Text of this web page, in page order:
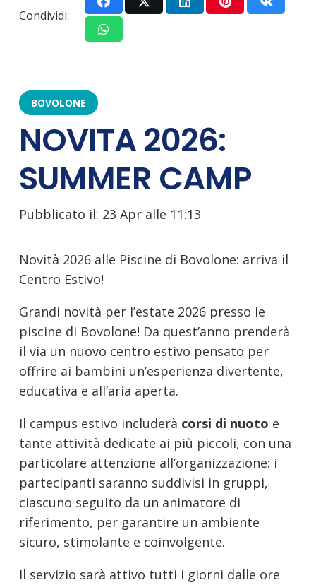
Condividi:
BOVOLONE
NOVITA 2026:
SUMMER CAMP
Pubblicato il: 23 Apr alle 11:13
Novità 2026 alle Piscine di Bovolone: arriva il
Centro Estivo!
Grandi novità per l’estate 2026 presso le
piscine di Bovolone! Da quest’anno prenderà
il via un nuovo centro estivo pensato per
offrire ai bambini un’esperienza divertente,
educativa e all’aria aperta.
Il campus estivo includerà corsi di nuoto e
tante attività dedicate ai più piccoli, con una
particolare attenzione all’organizzazione: i
partecipanti saranno suddivisi in gruppi,
ciascuno seguito da un animatore di
riferimento, per garantire un ambiente
sicuro, stimolante e coinvolgente.
Il servizio sarà attivo tutti i giorni dalle ore